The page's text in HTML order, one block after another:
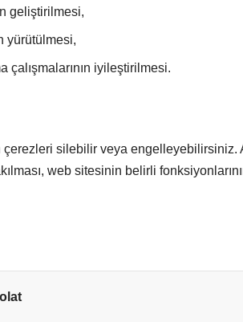
geliştirilmesi,
yürütülmesi,
çalışmalarının iyileştirilmesi.
çerezleri silebilir veya engelleyebilirsiniz.
web sitesinin belirli